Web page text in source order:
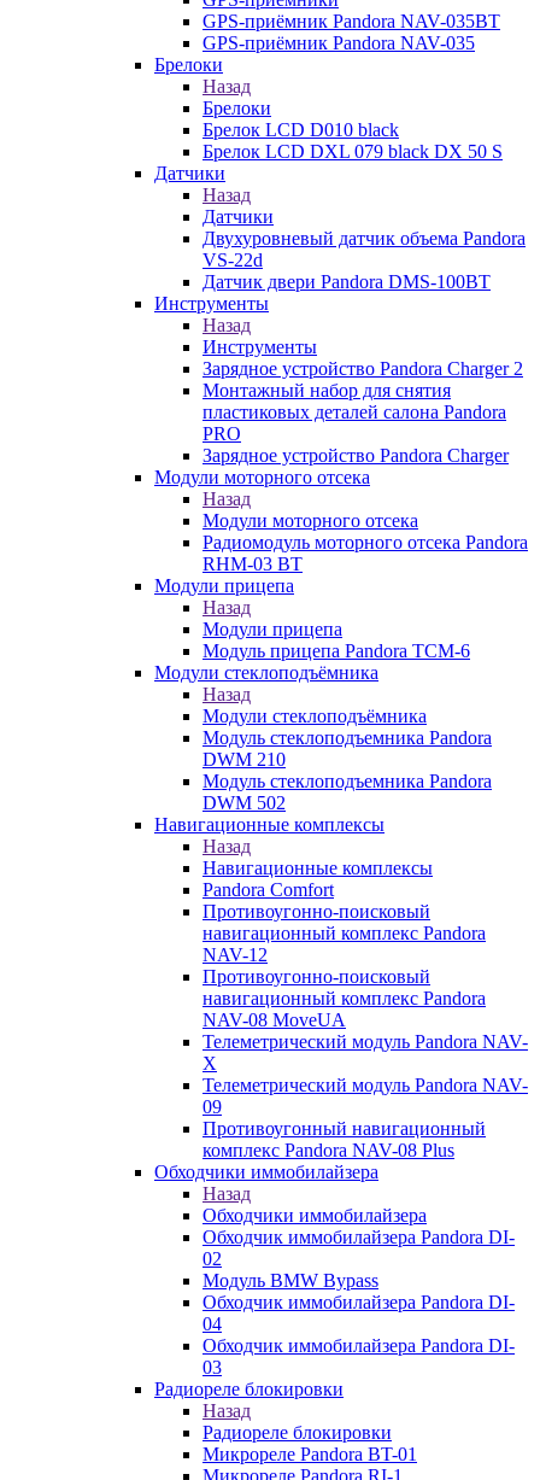
GPS-приёмник Pandora NAV-035BT
GPS-приёмник Pandora NAV-035
Брелоки
Назад
Брелоки
Брелок LCD D010 black
Брелок LCD DXL 079 black DX 50 S
Датчики
Назад
Датчики
Двухуровневый датчик объема Pandora
VS-22d
Датчик двери Pandora DMS-100BT
Инструменты
Назад
Инструменты
Зарядное устройство Pandora Charger 2
Монтажный набор для снятия
пластиковых деталей салона Pandora
PRO
Зарядное устройство Pandora Charger
Модули моторного отсека
Назад
Модули моторного отсека
Радиомодуль моторного отсека Pandora
RHM-03 BT
Модули прицепа
Назад
Модули прицепа
Модуль прицепа Pandora TCM-6
Модули стеклоподъёмника
Назад
Модули стеклоподъёмника
Модуль стеклоподъемника Pandora
DWM 210
Модуль стеклоподъемника Pandora
DWM 502
Навигационные комплексы
Назад
Навигационные комплексы
Pandora Comfort
Противоугонно-поисковый
навигационный комплекс Pandora
NAV-12
Противоугонно-поисковый
навигационный комплекс Pandora
NAV-08 MoveUA
Телеметрический модуль Pandora NAV-
X
Телеметрический модуль Pandora NAV-
09
Противоугонный навигационный
комплекс Pandora NAV-08 Plus
Обходчики иммобилайзера
Назад
Обходчики иммобилайзера
Обходчик иммобилайзера Pandora DI-
02
Модуль BMW Bypass
Обходчик иммобилайзера Pandora DI-
04
Обходчик иммобилайзера Pandora DI-
03
Радиореле блокировки
Назад
Радиореле блокировки
Микрореле Pandora BT-01
Микрореле Pandora RI-1